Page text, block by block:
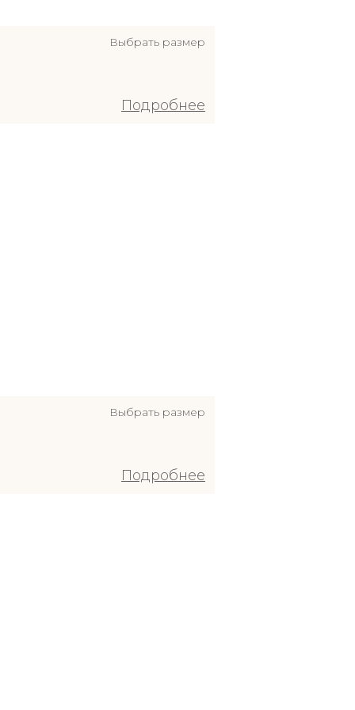
Выбрать размер
Подробнее
Выбрать размер
Подробнее